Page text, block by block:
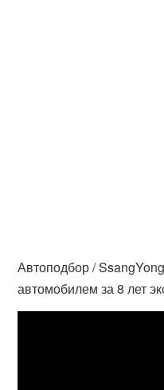
Автоподбор /
автомобилем за 8 лет